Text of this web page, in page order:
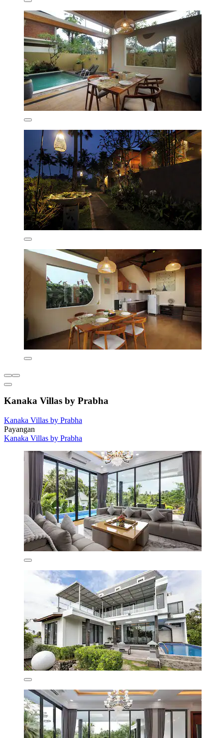
Kanaka Villas by Prabha
Kanaka Villas by Prabha
Payangan
Kanaka Villas by Prabha